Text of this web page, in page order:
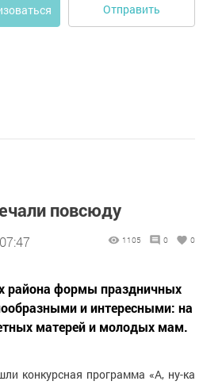
Отправить
повсюду
1105 0 0
района формы праздничных
и интересными: на
матерей и молодых мам.
конкурсная программа «А, ну-ка